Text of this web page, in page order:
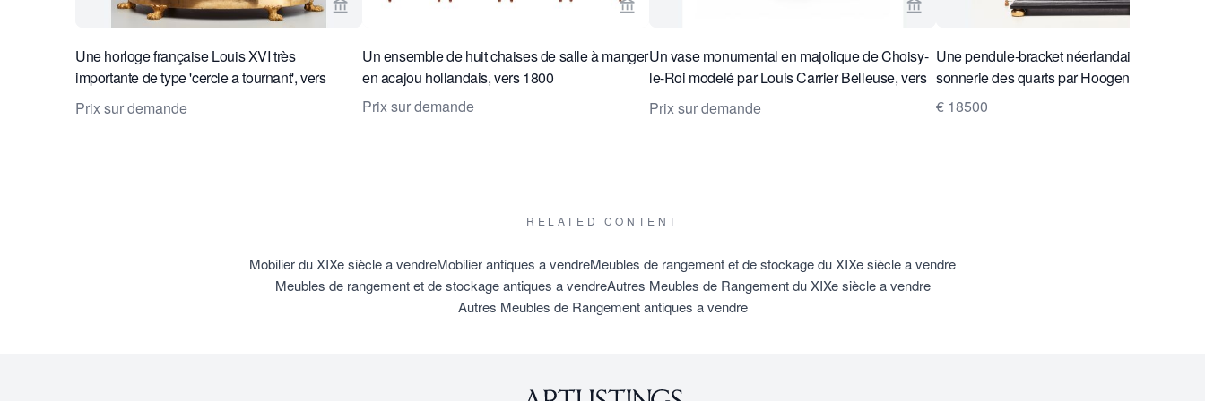
Voir la page vendeur de Toebosch Antiques
Une horloge française Louis XVI très
importante de type 'cercle a tournant', vers
1780.
Prix sur demande
Voir la page vendeur de Toebosch Antiques
Un ensemble de huit chaises de salle à manger
en acajou hollandais, vers 1800
Prix sur demande
Voir la page vendeur de Toebosch Antiques
Un vase monumental en majolique de Choisy-
le-Roi modelé par Louis Carrier Belleuse, vers
1880
Prix sur demande
Une pendule-bracket néerlandaise en
sonnerie des quarts par Hoogendijk, vers
€ 18500
RELATED CONTENT
Mobilier du XIXe siècle a vendreMobilier antiques a vendreMeubles de rangement et de stockage du XIXe siècle a vendre
Meubles de rangement et de stockage antiques a vendreAutres Meubles de Rangement du XIXe siècle a vendre
Autres Meubles de Rangement antiques a vendre